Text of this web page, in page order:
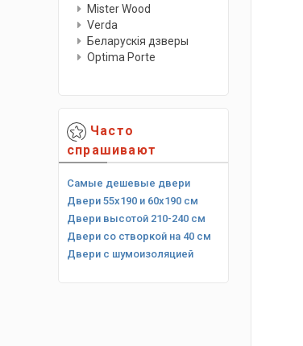
Мister Wood
Verda
Беларускiя дзверы
Optima Porte
Часто
спрашивают
Самые дешевые двери
Двери 55х190 и 60х190 см
Двери высотой 210-240 см
Двери со створкой на 40 см
Двери с шумоизоляцией